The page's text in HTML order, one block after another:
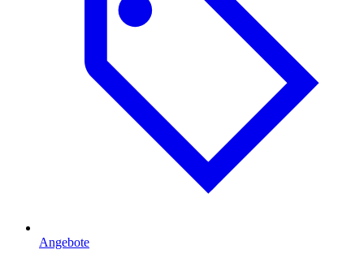
Angebote